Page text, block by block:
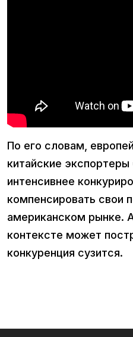
По его словам,
китайские экспортеры
интенсивнее
компенсировать свои
американском рынке.
контексте может
конкуренция сузится.